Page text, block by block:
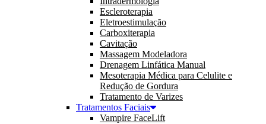
Escleroterapia
Eletroestimulação
Carboxiterapia
Cavitação
Massagem Modeladora
Drenagem Linfática Manual
Mesoterapia Médica para Celulite e
Redução de Gordura
Tratamento de Varizes
Tratamentos Faciais
Vampire FaceLift